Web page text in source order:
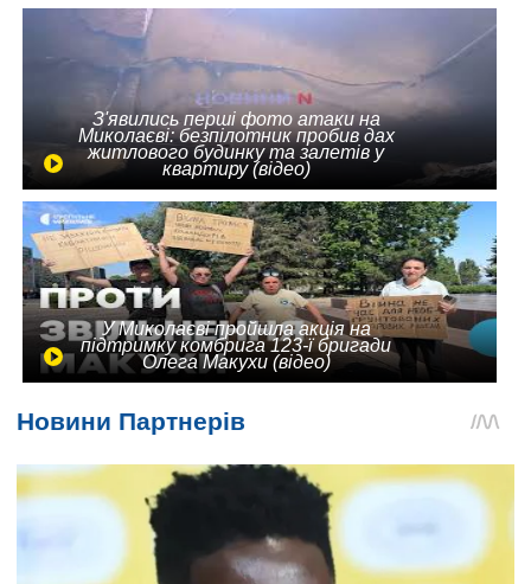
З'явились перші фото атаки на
Миколаєві: безпілотник пробив дах
житлового будинку та залетів у
квартиру (відео)
У Миколаєві пройшла акція на
підтримку комбрига 123-ї бригади
Олега Макухи (відео)